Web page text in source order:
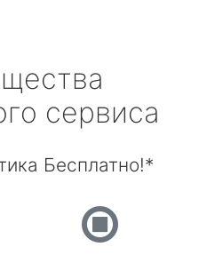
сервиса
Бесплатно!*